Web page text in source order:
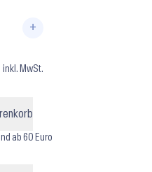
+
inkl. MwSt.
ab 60 Euro